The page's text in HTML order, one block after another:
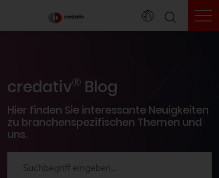
credativ® Blog
Hier finden Sie interessante Neuigkeiten
zu branchenspezifischen Themen und
uns.
Veranstaltungen
PostgreSQL®